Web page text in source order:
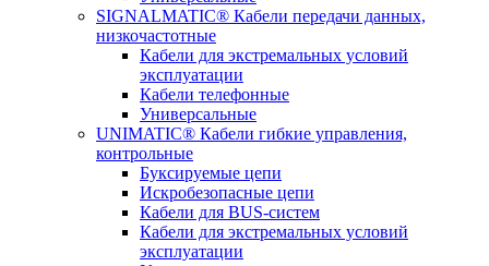
SIGNALMATIC® Кабели передачи данных,
низкочастотные
Кабели для экстремальных условий
эксплуатации
Кабели телефонные
Универсальные
UNIMATIC® Кабели гибкие управления,
контрольные
Буксируемые цепи
Искробезопасные цепи
Кабели для BUS-систем
Кабели для экстремальных условий
эксплуатации